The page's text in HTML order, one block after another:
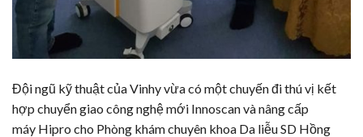
Đội ngũ kỹ thuật của Vinhy vừa có một chuyến đi thú vị kết
hợp chuyển giao công nghệ mới Innoscan và nâng cấp
máy Hipro cho Phòng khám chuyên khoa Da liễu SD Hồng